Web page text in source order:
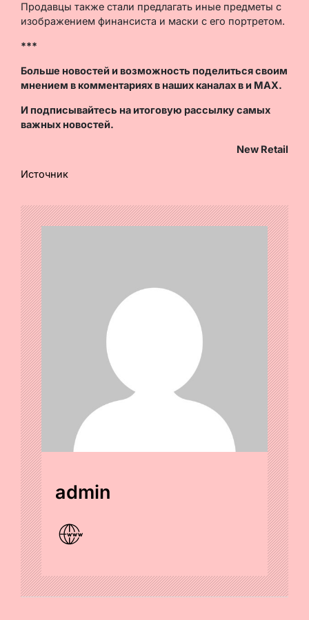
Продавцы также стали предлагать иные предметы с
изображением финансиста и маски с его портретом.
***
Больше новостей и возможность поделиться своим
мнением в комментариях в наших каналах в и MAX.
И подписывайтесь на итоговую рассылку самых
важных новостей.
New Retail
Источник
admin